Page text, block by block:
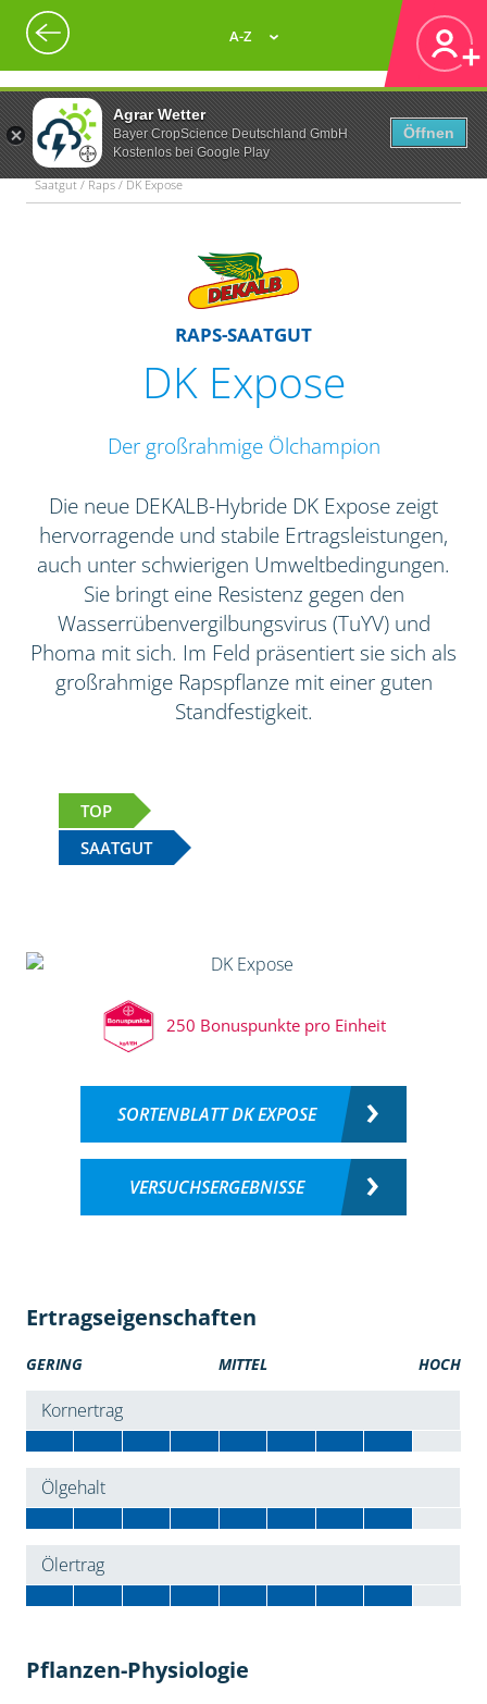
Agrar Wetter
Bayer CropScience Deutschland GmbH
Kostenlos bei Google Play
Öffnen
A-Z
Saatgut / Raps / DK Expose
RAPS-SAATGUT
DK Expose
Der großrahmige Ölchampion
Die neue DEKALB-Hybride DK Expose zeigt
hervorragende und stabile Ertragsleistungen,
auch unter schwierigen Umweltbedingungen.
Sie bringt eine Resistenz gegen den
Wasserrübenvergilbungsvirus (TuYV) und
Phoma mit sich. Im Feld präsentiert sie sich als
großrahmige Rapspflanze mit einer guten
Standfestigkeit.
TOP
SAATGUT
250 Bonuspunkte pro Einheit
SORTENBLATT DK EXPOSE
VERSUCHSERGEBNISSE
Ertragseigenschaften
GERING MITTEL HOCH
Kornertrag
Ölgehalt
Ölertrag
Pflanzen-Physiologie